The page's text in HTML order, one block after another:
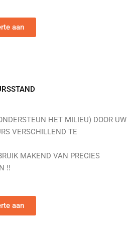
aan
HET MILIEU) DOOR UW
VERSCHILLEND TE
MAKEND VAN PRECIES
!!
aan